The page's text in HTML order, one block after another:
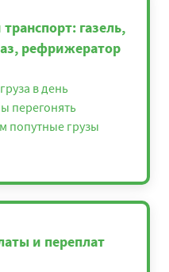
газель,
рефрижератор
в день
перегонять
попутные грузы
и переплат